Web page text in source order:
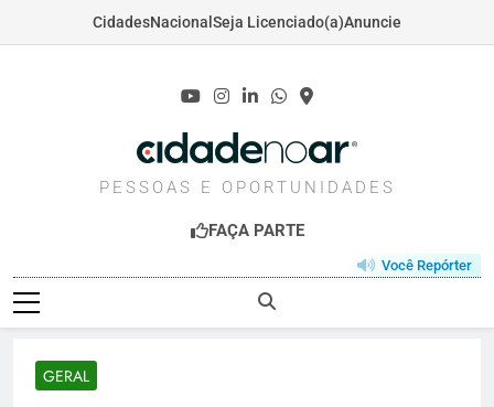
CidadesNacional Seja Licenciado(a)Anuncie
CIDADENOAR.COM
PESSOAS E OPORTUNIDADES
FAÇA PARTE
Você Repórter
GERAL